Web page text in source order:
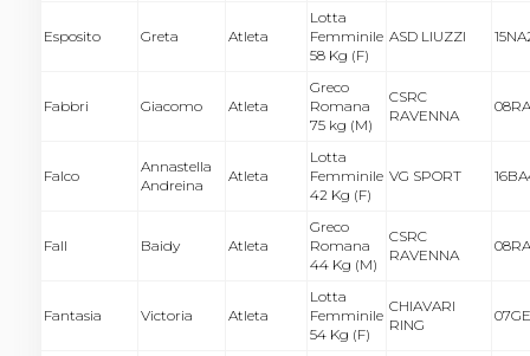
Esposito Greta Atleta
Lotta
Femminile
58 Kg (F)
ASD LIUZZI
Fabbri Giacomo Atleta
Greco
Romana
75 kg (M)
CSRC
RAVENNA
Falco
Annastella
Andreina
Atleta
Lotta
Femminile
42 Kg (F)
VG SPORT
Fall Baidy Atleta
Greco
Romana
44 Kg (M)
CSRC
RAVENNA
Fantasia Victoria Atleta
Lotta
Femminile
54 Kg (F)
CHIAVARI
RING